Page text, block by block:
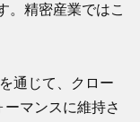
。精密産業ではこ
通じて、クロー
ーマンスに維持さ